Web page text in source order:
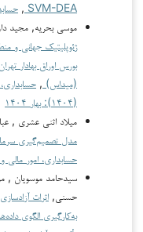
SVM-DEA
,
موسی بحریه, مجید
ژئوپلیتیک جهانی و
بورس اوراق بهادار
(میداس) ,
(۱۴۰۴): بهار ۱۴۰۴
میلاد اثنی عشری ,
مدل تصمیم‌گیری
حسابداری، امور
سیدحامد موسویان ,
حسنی, اثرات